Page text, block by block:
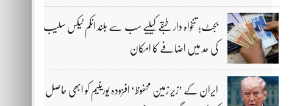
بجٹ؛ تنخواہ دار طبقے کیلیے سب سے بلند انکم ٹیکس سلیب
کی حد میں اضافے کا امکان
ایران کے ’زیر زمین محفوظ‘ افزودہ یورینیم کو ابھی حاصل